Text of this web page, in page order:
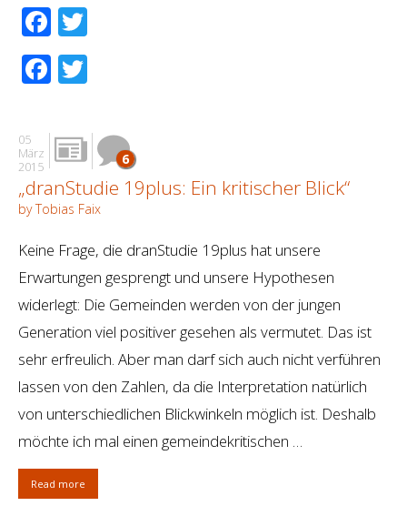
Facebook
Facebook
05
März
2015
6
„dranStudie 19plus: Ein kritischer Blick“
by Tobias Faix
Keine Frage, die dranStudie 19plus hat unsere
Erwartungen gesprengt und unsere Hypothesen
widerlegt: Die Gemeinden werden von der jungen
Generation viel positiver gesehen als vermutet. Das ist
sehr erfreulich. Aber man darf sich auch nicht verführen
lassen von den Zahlen, da die Interpretation natürlich
von unterschiedlichen Blickwinkeln möglich ist. Deshalb
möchte ich mal einen gemeindekritischen …
Read more